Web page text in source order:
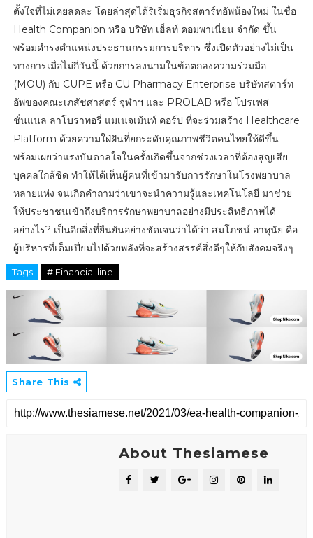
ตั้งใจที่ไม่เคยลดละ โดยล่าสุดได้ริเริ่มธุรกิจสตาร์ทอัพน้องใหม่ ในชื่อ
Health Companion หรือ บริษัท เฮ็ลท์ คอมพาเนี่ยน จำกัด ขึ้น
พร้อมดำรงตำแหน่งประธานกรรมการบริหาร ซึ่งเปิดตัวอย่างไม่เป็น
ทางการเมื่อไม่กี่วันนี้ ด้วยการลงนามในข้อตกลงความร่วมมือ
(MOU) กับ CUPE หรือ CU Pharmacy Enterprise บริษัทสตาร์ท
อัพของคณะเภสัชศาสตร์ จุฬาฯ และ PROLAB หรือ โปรเฟส
ชั่นแนล ลาโบราทอรี่ แมเนจเม้นท์ คอร์ป ที่จะร่วมสร้าง Healthcare
Platform ด้วยความใฝ่ฝันที่ยกระดับคุณภาพชีวิตคนไทยให้ดีขึ้น
พร้อมเผยว่าแรงบันดาลใจในครั้งเกิดขึ้นจากช่วงเวลาที่ต้องสูญเสีย
บุคคลใกล้ชิด ทำให้ได้เห็นผู้คนที่เข้ามารับการรักษาในโรงพยาบาล
หลายแห่ง จนเกิดคำถามว่าเขาจะนำความรู้และเทคโนโลยี มาช่วย
ให้ประชาชนเข้าถึงบริการรักษาพยาบาลอย่างมีประสิทธิภาพได้
อย่างไร? เป็นอีกสิ่งที่ยืนยันอย่างชัดเจนว่าได้ว่า สมโภชน์ อาหุนัย คือ
ผู้บริหารที่เต็มเปี่ยมไปด้วยพลังที่จะสร้างสรรค์สิ่งดีๆให้กับสังคมจริงๆ
Tags # Financial line
Share This
About Thesiamese